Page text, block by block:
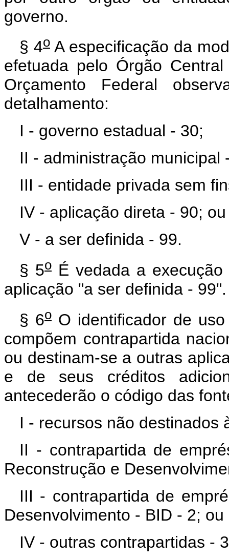
governo.
§ 4oA especificação da
efetuada pelo Órgão
Orçamento Federal
detalhamento:
I - governo estadual - 30;
II - administração municipal
III - entidade privada sem
IV - aplicação direta - 90; ou
V - a ser definida - 99.
§ 5o É vedada a
aplicação "a ser definida - 99".
§ 6o O identificador de
compõem contrapartida
ou destinam-se a outras
e de seus créditos
antecederão o código das
I - recursos não destinados
II - contrapartida de
Reconstrução e
III - contrapartida de
Desenvolvimento - BID - 2; ou
IV - outras contrapartidas -